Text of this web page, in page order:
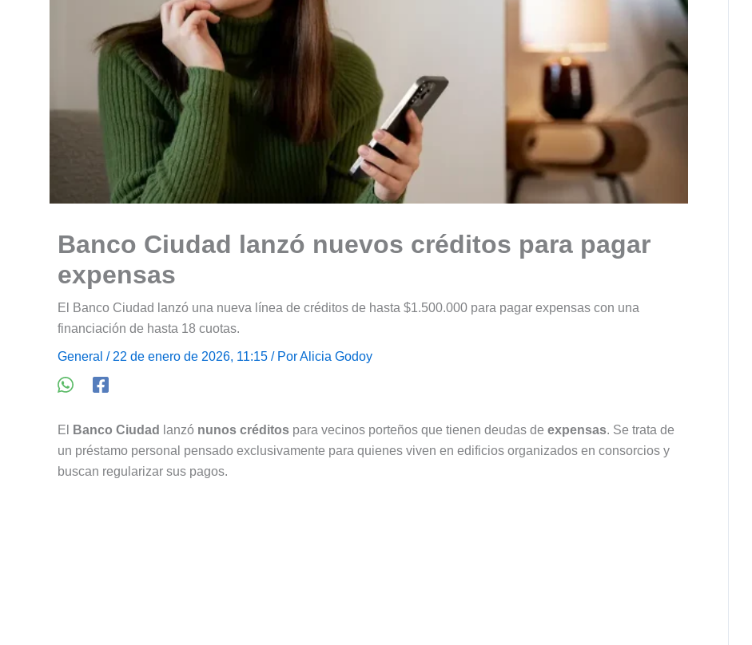
Banco Ciudad lanzó nuevos créditos para pagar
expensas
El Banco Ciudad lanzó una nueva línea de créditos de hasta $1.500.000 para pagar expensas con una
financiación de hasta 18 cuotas.
General / 22 de enero de 2026, 11:15 / PorAlicia Godoy
El Banco Ciudad lanzó nunos créditos para vecinos porteños que tienen deudas de expensas. Se trata de
un préstamo personal pensado exclusivamente para quienes viven en edificios organizados en consorcios y
buscan regularizar sus pagos.